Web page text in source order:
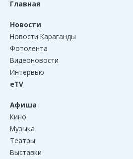
Главная
Новости
Новости Караганды
Фотолента
Видеоновости
Интервью
eTV
Афиша
Кино
Музыка
Театры
Выставки